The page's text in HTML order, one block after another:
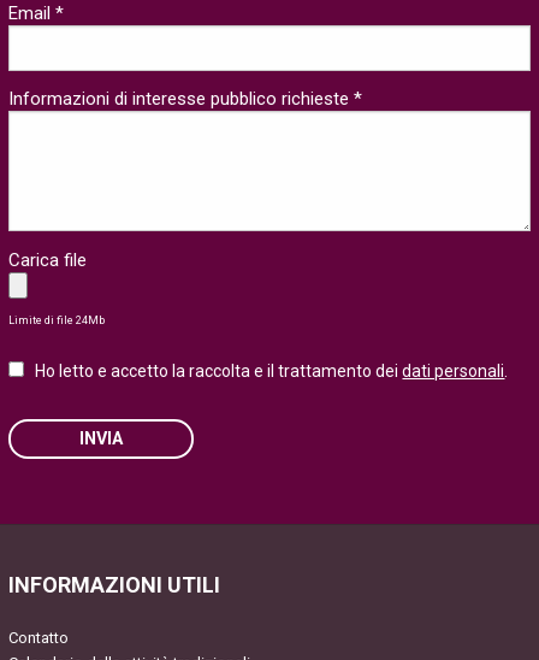
Email *
Informazioni di interesse pubblico richieste *
Carica file
Limite di file 24Mb
Ho letto e accetto la raccolta e il trattamento deidati personali
INVIA
INFORMAZIONI UTILI
Contatto